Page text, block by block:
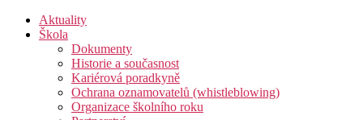
Aktuality
Škola
Dokumenty
Historie a současnost
Kariérová poradkyně
Ochrana oznamovatelů (whistleblowing)
Organizace školního roku